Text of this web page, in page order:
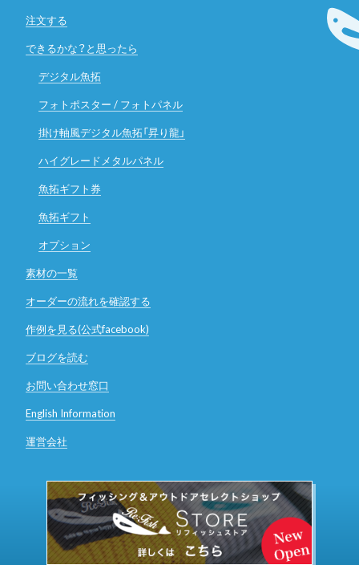
注文する
できるかな？と思ったら
デジタル魚拓
フォトポスター / フォトパネル
掛け軸風デジタル魚拓「昇り龍」
ハイグレードメタルパネル
魚拓ギフト券
魚拓ギフト
オプション
素材の一覧
オーダーの流れを確認する
作例を見る(公式facebook)
ブログを読む
お問い合わせ窓口
English Information
運営会社